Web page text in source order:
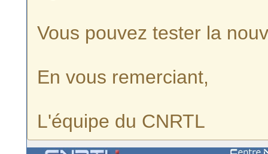
Vous pouvez tester la
En vous remerciant,
L'équipe du CNRTL